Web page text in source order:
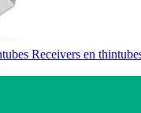
Receivers en